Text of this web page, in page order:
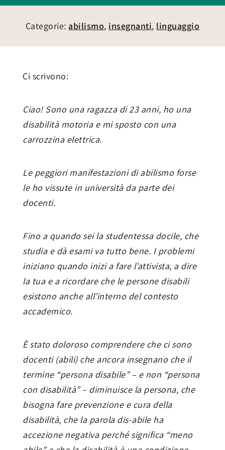
Categorie: abilismo, insegnanti, linguaggio
Ci scrivono:
Ciao! Sono una ragazza di 23 anni, ho una
disabilità motoria e mi sposto con una
carrozzina elettrica.
Le peggiori manifestazioni di abilismo forse
le ho vissute in università da parte dei
docenti.
Fino a quando sei la studentessa docile, che
studia e dà esami va tutto bene. I problemi
iniziano quando inizi a fare l’attivista, a dire
la tua e a ricordare che le persone disabili
esistono anche all’interno del contesto
accademico.
È stato doloroso comprendere che ci sono
docenti (abili) che ancora insegnano che il
termine “persona disabile” – e non “persona
con disabilità” – diminuisce la persona, che
bisogna fare prevenzione e cura della
disabilità, che la parola dis-abile ha
accezione negativa perché significa “meno